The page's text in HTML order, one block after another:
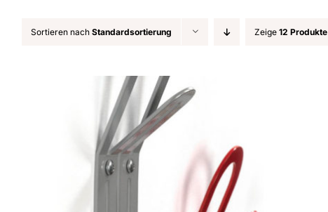
Sortieren nach Standardsortierung Zeige 12 Produkte